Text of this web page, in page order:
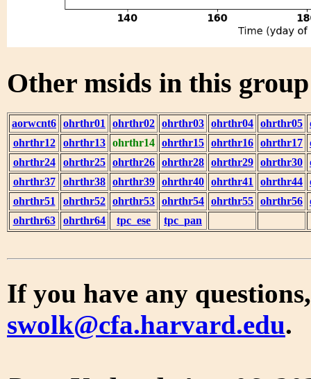
Other msids in this
aorwcnt6 ohrthr01 ohrthr02 ohrthr03 ohrthr04 ohrthr05
ohrthr12
ohrthr13 ohrthr14 ohrthr15 ohrthr16 ohrthr17
ohrthr24
ohrthr25 ohrthr26 ohrthr28 ohrthr29 ohrthr30
ohrthr37
ohrthr38 ohrthr39 ohrthr40 ohrthr41 ohrthr44
ohrthr51
ohrthr52 ohrthr53 ohrthr54 ohrthr55 ohrthr56
ohrthr63
ohrthr64 tpc_ese tpc_pan
If you have any
swolk@cfa.harvard.edu.